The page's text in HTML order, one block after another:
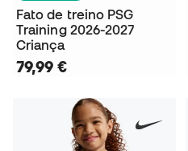
Fato de treino PSG
Training 2026-2027
Criança
79,99 €